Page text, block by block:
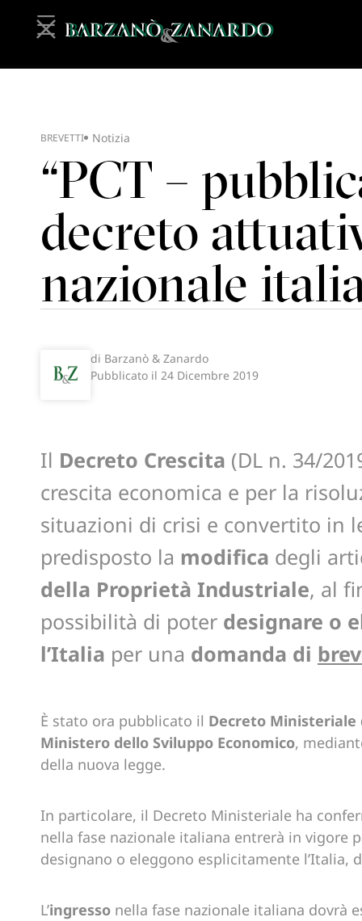
BREVETTI Notizia
“PCT –
decreto
nazionale
di Barzanò & Zanardo
Pubblicato il 24 Dicembre 2019
Il Decreto Crescita (DL n. 34/
crescita economica e per la
situazioni di crisi e convertito in
predisposto la modifica degli
della Proprietà Industriale, al
possibilità di poter designare o
l’Italia per una domanda di
È stato ora pubblicato il Decreto Ministeriale
Ministero dello Sviluppo Economico,
della nuova legge.
In particolare, il Decreto Ministeriale ha
nella fase nazionale italiana entrerà in vigore
designano o eleggono esplicitamente l’Italia,
L’ingresso nella fase nazionale italiana dovrà